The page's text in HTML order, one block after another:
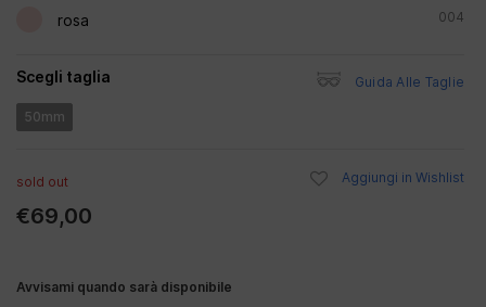
rosa
004
Scegli taglia Guida Alle Taglie
50mm
sold out
€69,00
Aggiungi in Wishlist
Avvisami quando sarà disponibile